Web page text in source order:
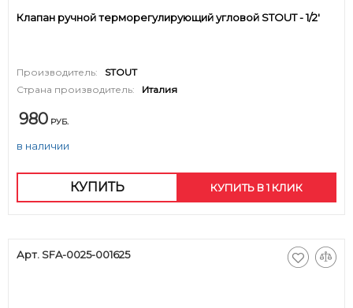
Клапан ручной терморегулирующий угловой STOUT - 1/2'
Производитель:
STOUT
Страна производитель:
Италия
980 РУБ.
в наличии
КУПИТЬ КУПИТЬ В 1 КЛИК
Арт. SFA-0025-001625